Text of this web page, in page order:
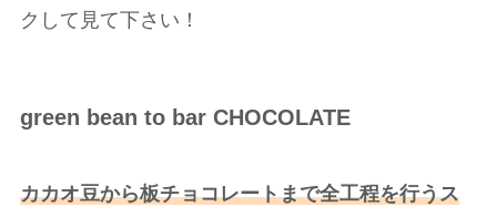
クして見て下さい！
green bean to bar CHOCOLATE
カカオ豆から板チョコレートまで全工程を行うス